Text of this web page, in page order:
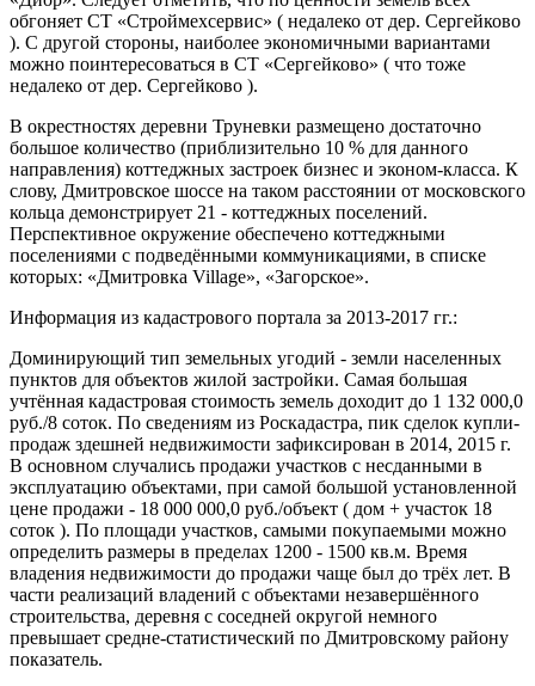
обгоняет СТ «Строймехсервис» ( недалеко от дер. Сергейково
). С другой стороны, наиболее экономичными вариантами
можно поинтересоваться в СТ «Сергейково» ( что тоже
недалеко от дер. Сергейково ).
В окрестностях деревни Труневки размещено достаточно
большое количество (приблизительно 10 % для данного
направления) коттеджных застроек бизнес и эконом-класса. К
слову, Дмитровское шоссе на таком расстоянии от московского
кольца демонстрирует 21 - коттеджных поселений.
Перспективное окружение обеспечено коттеджными
поселениями с подведёнными коммуникациями, в списке
которых: «Дмитровка Village», «Загорское».
Информация из кадастрового портала за 2013-2017 гг.:
Доминирующий тип земельных угодий - земли населенных
пунктов для объектов жилой застройки. Самая большая
учтённая кадастровая стоимость земель доходит до 1 132 000,0
руб./8 соток. По сведениям из Роскадастра, пик сделок купли-
продаж здешней недвижимости зафиксирован в 2014, 2015 г.
В основном случались продажи участков c несданными в
эксплуатацию объектами, при самой большой установленной
цене продажи - 18 000 000,0 руб./объект ( дом + участок 18
соток ). По площади участков, самыми покупаемыми можно
определить размеры в пределах 1200 - 1500 кв.м. Время
владения недвижимости до продажи чаще был до трёх лет. В
части реализаций владений c объектами незавершённого
строительства, деревня с соседней округой немного
превышает средне-статистический по Дмитровскому району
показатель.